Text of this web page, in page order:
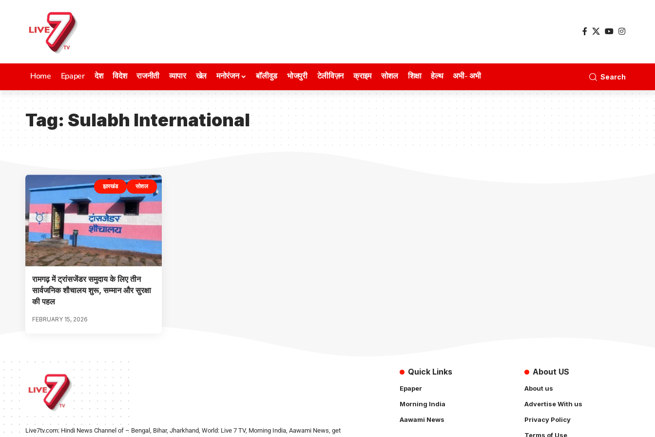
Home Epaper देश विदेश राजनीती व्यापार खेल मनोरंजन बॉलीवुड भोजपुरी टेलीविज़न क्राइम सोशल शिक्षा हेल्थ अभी- अभी Search
Tag: Sulabh International
झारखंड सोशल
रामगढ़ में ट्रांसजेंडर समुदाय के लिए तीन
सार्वजनिक शौचालय शुरू, सम्मान और सुरक्षा
की पहल
FEBRUARY 15, 2026
Live7tv.com: Hindi News Channel of – Bengal, Bihar, Jharkhand, World: Live 7 TV, Morning India, Aawami News, get
Quick Links
Epaper
Morning India
Aawami News
About US
About us
Advertise With us
Privacy Policy
Terms of Use